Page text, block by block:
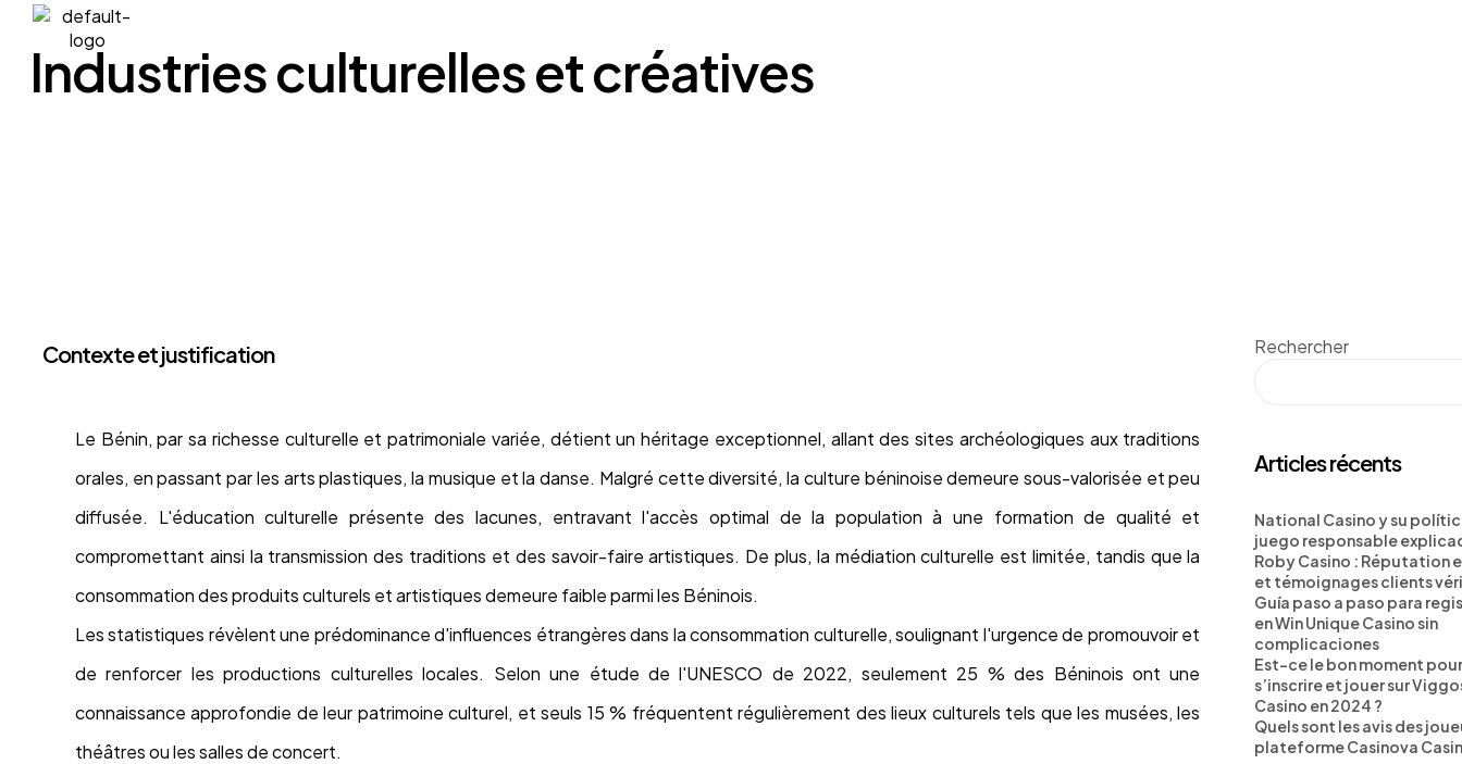
Industries culturelles et créatives
Contexte et justification
Le Bénin, par sa richesse culturelle et patrimoniale variée, détient un héritage exceptionnel, allant des sites archéologiques aux traditions
orales, en passant par les arts plastiques, la musique et la danse. Malgré cette diversité, la culture béninoise demeure sous-valorisée et peu
diffusée. L'éducation culturelle présente des lacunes, entravant l'accès optimal de la population à une formation de qualité et
compromettant ainsi la transmission des traditions et des savoir-faire artistiques. De plus, la médiation culturelle est limitée, tandis que la
consommation des produits culturels et artistiques demeure faible parmi les Béninois.
Les statistiques révèlent une prédominance d'influences étrangères dans la consommation culturelle, soulignant l'urgence de promouvoir et
de renforcer les productions culturelles locales. Selon une étude de l'UNESCO de 2022, seulement 25 % des Béninois ont une
connaissance approfondie de leur patrimoine culturel, et seuls 15 % fréquentent régulièrement des lieux culturels tels que les musées, les
théâtres ou les salles de concert.
Rechercher
Articles récents
National Casino y su
juego responsable
Roby Casino : Réputation
et témoignages clients
Guía paso a paso para
en Win Unique Casino sin
complicaciones
Est-ce le bon moment
s’inscrire et jouer sur
Casino en 2024 ?
Quels sont les avis des
plateforme Casinova